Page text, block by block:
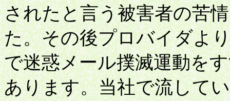
されたと言う被害者の苦
た。その後プロバイダよ
で迷惑メール撲滅運動を
あります。当社で流して